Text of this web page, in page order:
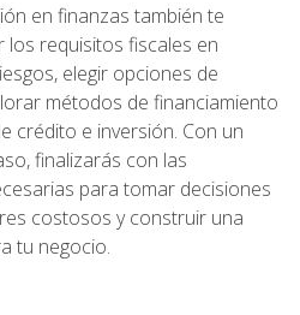
en finanzas también te
requisitos fiscales en
elegir opciones de
métodos de financiamiento
crédito e inversión. Con un
finalizarás con las
para tomar decisiones
costosos y construir una
tu negocio.